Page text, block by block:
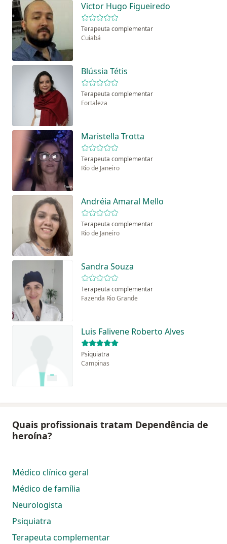
Victor Hugo Figueiredo
Terapeuta complementar
Cuiabá
Blússia Tétis
Terapeuta complementar
Fortaleza
Maristella Trotta
Terapeuta complementar
Rio de Janeiro
Andréia Amaral Mello
Terapeuta complementar
Rio de Janeiro
Sandra Souza
Terapeuta complementar
Fazenda Rio Grande
Luis Falivene Roberto Alves
Psiquiatra
Campinas
Quais profissionais tratam Dependência de
heroína?
Médico clínico geral
Médico de família
Neurologista
Psiquiatra
Terapeuta complementar